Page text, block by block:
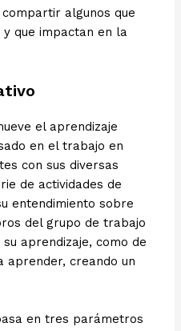
algunos que
que impactan en la
el aprendizaje
en el trabajo en
con sus diversas
de actividades de
entendimiento sobre
del grupo de trabajo
aprendizaje, como de
aprender, creando un
en tres parámetros